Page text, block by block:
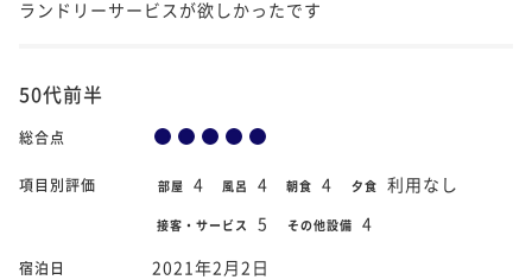
ランドリーサービスが欲しかったです
50代前半
総合点
項目別評価 部屋 4 風呂 4 朝食 4 夕食 利用なし
接客・サービス 5 その他設備 4
宿泊日 2021年2月2日